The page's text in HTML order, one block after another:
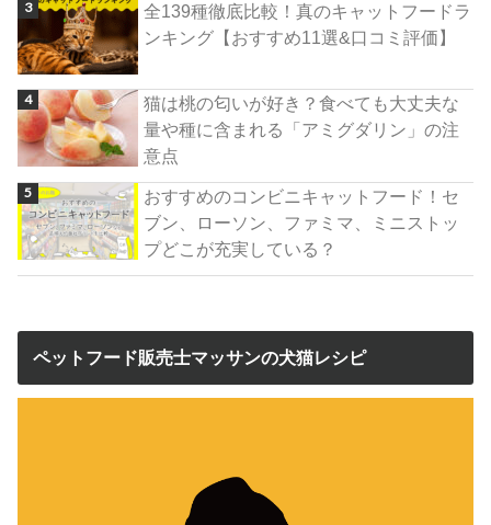
全139種徹底比較！真のキャットフードラ
ンキング【おすすめ11選&口コミ評価】
猫は桃の匂いが好き？食べても大丈夫な
量や種に含まれる「アミグダリン」の注
意点
おすすめのコンビニキャットフード！セ
ブン、ローソン、ファミマ、ミニストッ
プどこが充実している？
ペットフード販売士マッサンの犬猫レシピ